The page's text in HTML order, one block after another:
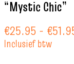
“Mystic Chic”
€25.95 - €
Inclusief btw